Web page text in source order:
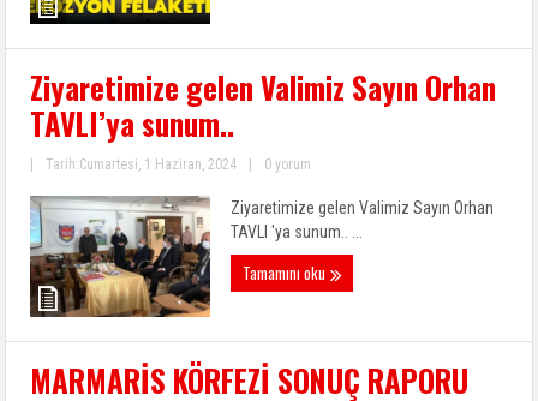
Ziyaretimize gelen Valimiz Sayın Orhan
TAVLI’ya sunum..
| Tarih:Cumartesi, 1 Haziran, 2024 | 0 yorum
Ziyaretimize gelen Valimiz Sayın Orhan
TAVLI 'ya sunum.. ...
Tamamını oku
MARMARİS KÖRFEZİ SONUÇ RAPORU